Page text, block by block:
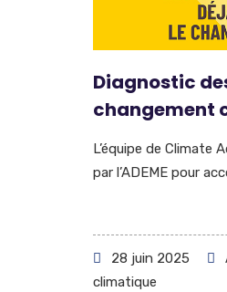
Diagnostic
changement
L’équipe de Climate
par l’ADEME pour
28 juin 2025
climatique